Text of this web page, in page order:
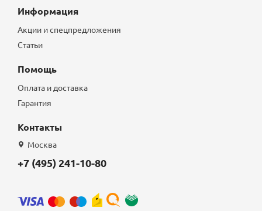
Информация
Акции и спецпредложения
Статьи
Помощь
Оплата и доставка
Гарантия
Контакты
Москва
+7 (495) 241-10-80